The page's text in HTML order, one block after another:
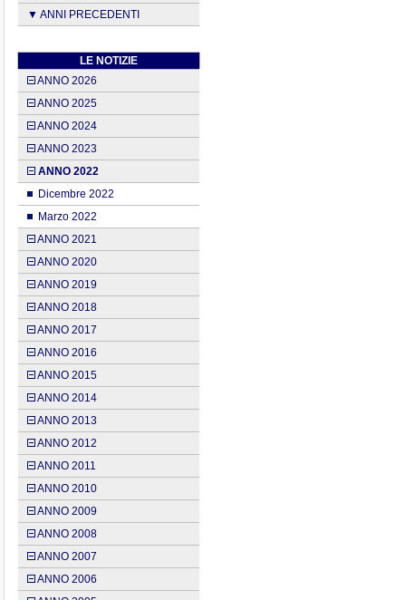
▼ ANNI PRECEDENTI
LE NOTIZIE
ANNO 2026
ANNO 2025
ANNO 2024
ANNO 2023
ANNO 2022
Dicembre 2022
Marzo 2022
ANNO 2021
ANNO 2020
ANNO 2019
ANNO 2018
ANNO 2017
ANNO 2016
ANNO 2015
ANNO 2014
ANNO 2013
ANNO 2012
ANNO 2011
ANNO 2010
ANNO 2009
ANNO 2008
ANNO 2007
ANNO 2006